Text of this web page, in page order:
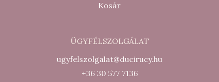
Kosár
ÜGYFÉLSZOLGÁLAT
ugyfelszolgalat@ducirucy.hu
+36 30 577 7136